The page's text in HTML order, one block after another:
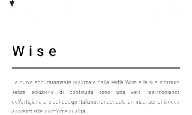
Wise
Le curve accuratamente realizzate della sedia Wise e la sua struttura
senza soluzione di continuità sono una vera testimonianza
dell'artigianato e del design italiano, rendendola un must per chiunque
apprezzi stile, comfort e qualità.